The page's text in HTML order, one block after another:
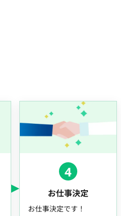
4
お仕事決定
お仕事決定です！